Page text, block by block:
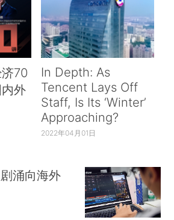
70
外
In Depth: As
Tencent Lays Off
Staff, Is Its ‘Winter’
Approaching?
2022年04月01日
涌向海外